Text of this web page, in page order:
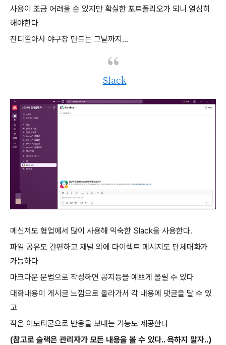
사용이 조금 어려울 순 있지만 확실한 포트폴리오가 되니 열심히
해야한다
잔디깔아서 야구장 만드는 그날까지...
Slack
메신저도 협업에서 많이 사용해 익숙한 Slack을 사용한다.
파일 공유도 간편하고 채널 외에 다이렉트 메시지도 단체대화가
가능하다
마크다운 문법으로 작성하면 공지등을 예쁘게 올릴 수 있다
대화내용이 게시글 느낌으로 올라가서 각 내용에 댓글을 달 수 있
고
작은 이모티콘으로 반응을 보내는 기능도 제공한다
(참고로 슬랙은 관리자가 모든 내용을 볼 수 있다.. 욕하지 말자..)